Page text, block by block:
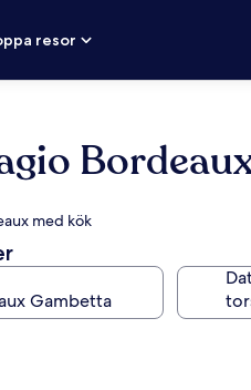
resor
med kök